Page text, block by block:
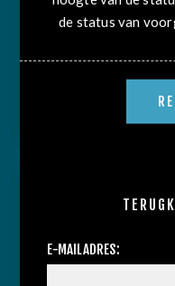
de status van
E-MAILADRES: